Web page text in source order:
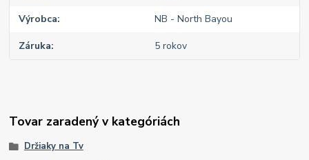
Výrobca NB - North Bayou
Záruka 5 rokov
Tovar zaradený v kategóriách
Držiaky na Tv